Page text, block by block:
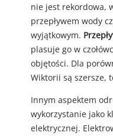
nie jest rekordowa,
przepływem wody
wyjątkowym.
plasuje go w
objętości. Dla
Wiktorii są szersze,
Innym aspektem
wykorzystanie jako
elektrycznej.